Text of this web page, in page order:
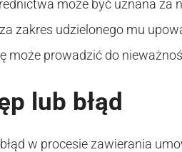
może być uznana za
zakres udzielonego mu
może prowadzić do
lub błąd
w procesie zawierania